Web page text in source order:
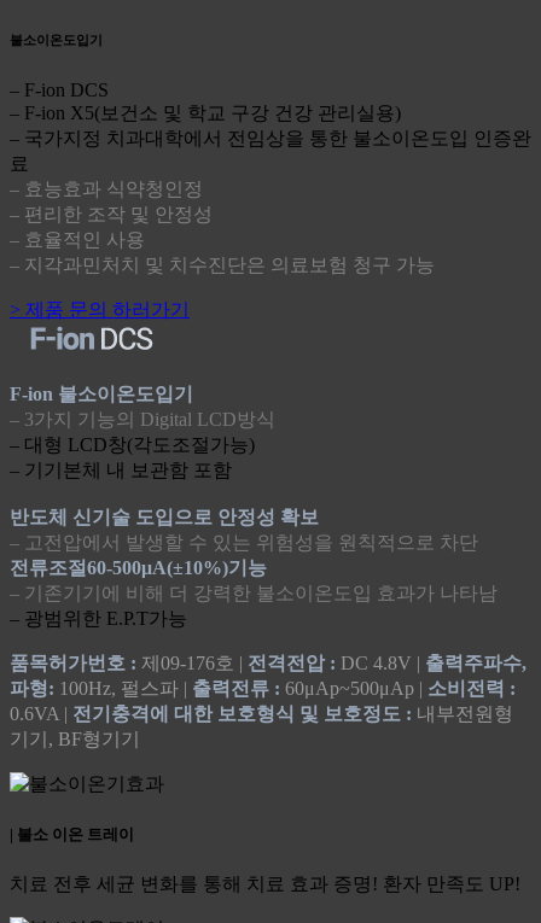
불소이온도입기
– F-ion DCS
– F-ion X5(보건소 및 학교 구강 건강 관리실용)
– 국가지정 치과대학에서 전임상을 통한 불소이온도입 인증완
료
– 효능효과 식약청인정
– 편리한 조작 및 안정성
– 효율적인 사용
– 지각과민처치 및 치수진단은 의료보험 청구 가능
> 제품 문의 하러가기
F-ion 불소이온도입기
– 3가지 기능의 Digital LCD방식
– 대형 LCD창(각도조절가능)
– 기기본체 내 보관함 포함
반도체 신기술 도입으로 안정성 확보
– 고전압에서 발생할 수 있는 위험성을 원칙적으로 차단
전류조절60-500μA(±10%)기능
– 기존기기에 비해 더 강력한 불소이온도입 효과가 나타남
– 광범위한 E.P.T가능
품목허가번호 : 제09-176호 | 전격전압 : DC 4.8V | 출력주파수,
파형: 100Hz, 펄스파 | 출력전류 : 60μAp~500μAp | 소비전력 :
0.6VA | 전기충격에 대한 보호형식 및 보호정도 : 내부전원형
기기, BF형기기
| 불소 이온 트레이
치료 전후 세균 변화를 통해 치료 효과 증명! 환자 만족도 UP!